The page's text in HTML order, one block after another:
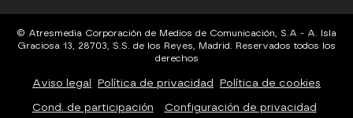
© Atresmedia Corporación de Medios de Comunicación, S.A - A. Isla
Graciosa 13, 28703, S.S. de los Reyes, Madrid. Reservados todos los
derechos
Aviso legal Política de privacidad Política de cookies
Cond. de participación Configuración de privacidad